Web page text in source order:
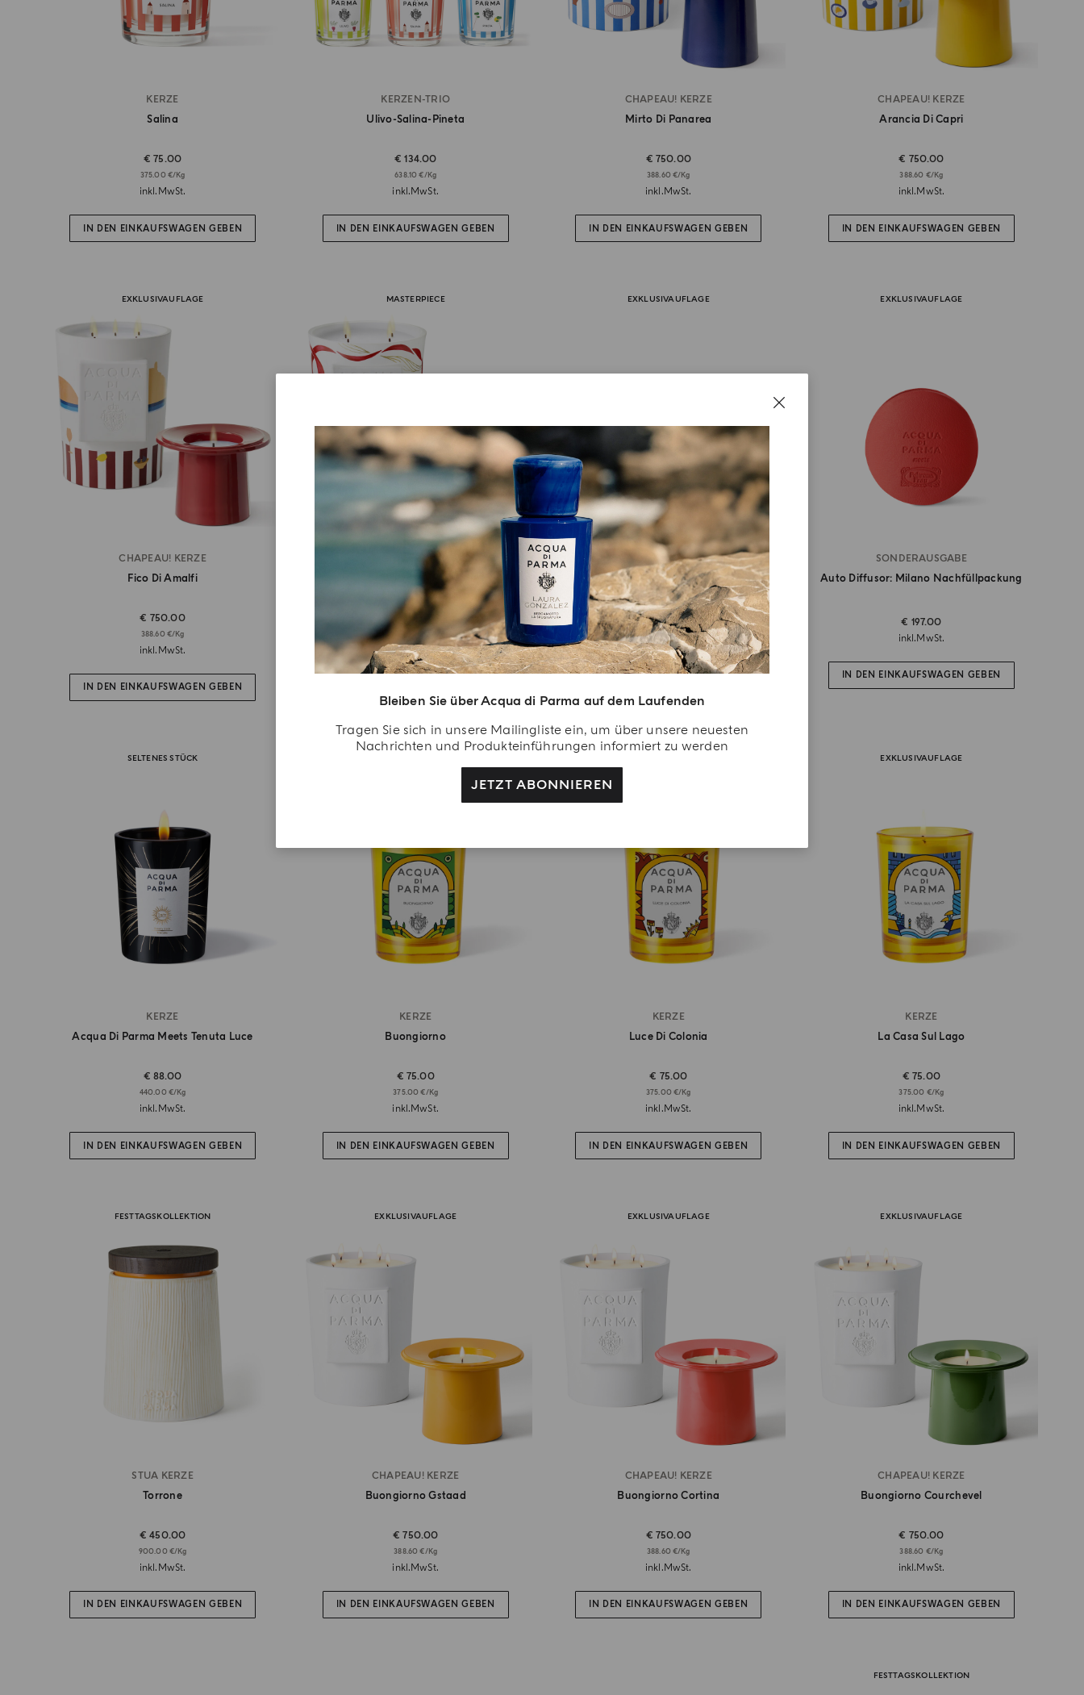
Bleiben Sie über Acqua di Parma auf dem Laufenden
Tragen Sie sich in unsere Mailingliste ein, um über unsere neuesten
Nachrichten und Produkteinführungen informiert zu werden
JETZT ABONNIEREN
KERZE
Salina
€ 75.00
375.00 €/Kg
inkl.MwSt.
IN DEN EINKAUFSWAGEN GEBEN
KERZEN-TRIO
Ulivo-Salina-Pineta
€ 134.00
638.10 €/Kg
inkl.MwSt.
IN DEN EINKAUFSWAGEN GEBEN
CHAPEAU! KERZE
Mirto Di Panarea
€ 750.00
388.60 €/Kg
inkl.MwSt.
IN DEN EINKAUFSWAGEN GEBEN
CHAPEAU! KERZE
Arancia Di Capri
€ 750.00
388.60 €/Kg
inkl.MwSt.
IN DEN EINKAUFSWAGEN GEBEN
EXKLUSIVAUFLAGE
CHAPEAU! KERZE
Fico Di Amalfi
€ 750.00
388.60 €/Kg
inkl.MwSt.
IN DEN EINKAUFSWAGEN GEBEN
MASTERPIECE
CHAPEAU! KERZE
Legàmi Chapeau!
€ 750.00
inkl.MwSt.
EXKLUSIVAUFLAGE
SONDERAUSGABE
Diffusor Fürs Auto Maserati
€ 243.00
inkl.MwSt.
IN DEN EINKAUFSWAGEN GEBEN
EXKLUSIVAUFLAGE
SONDERAUSGABE
Auto Diffusor: Milano Nachfüllpackung
€ 197.00
inkl.MwSt.
IN DEN EINKAUFSWAGEN GEBEN
SELTENES STÜCK
KERZE
Acqua Di Parma Meets Tenuta Luce
€ 88.00
440.00 €/Kg
inkl.MwSt.
IN DEN EINKAUFSWAGEN GEBEN
KERZE
Buongiorno
€ 75.00
375.00 €/Kg
inkl.MwSt.
IN DEN EINKAUFSWAGEN GEBEN
KERZE
Luce Di Colonia
€ 75.00
375.00 €/Kg
inkl.MwSt.
IN DEN EINKAUFSWAGEN GEBEN
EXKLUSIVAUFLAGE
KERZE
La Casa Sul Lago
€ 75.00
375.00 €/Kg
inkl.MwSt.
IN DEN EINKAUFSWAGEN GEBEN
FESTTAGSKOLLEKTION
STUA KERZE
Torrone
€ 450.00
900.00 €/Kg
inkl.MwSt.
IN DEN EINKAUFSWAGEN GEBEN
EXKLUSIVAUFLAGE
CHAPEAU! KERZE
Buongiorno Gstaad
€ 750.00
388.60 €/Kg
inkl.MwSt.
IN DEN EINKAUFSWAGEN GEBEN
EXKLUSIVAUFLAGE
CHAPEAU! KERZE
Buongiorno Cortina
€ 750.00
388.60 €/Kg
inkl.MwSt.
IN DEN EINKAUFSWAGEN GEBEN
EXKLUSIVAUFLAGE
CHAPEAU! KERZE
Buongiorno Courchevel
€ 750.00
388.60 €/Kg
inkl.MwSt.
IN DEN EINKAUFSWAGEN GEBEN
FESTTAGSKOLLEKTION